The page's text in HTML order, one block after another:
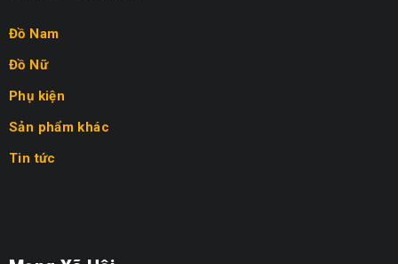
Đồ Nam
Đồ Nữ
Phụ kiện
Sản phẩm khác
Tin tức